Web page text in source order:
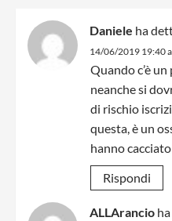
Daniele ha
14/06/2019 19:40
Quando c’è
neanche si
di rischio
questa, è un
hanno
Rispondi
ALLArancio